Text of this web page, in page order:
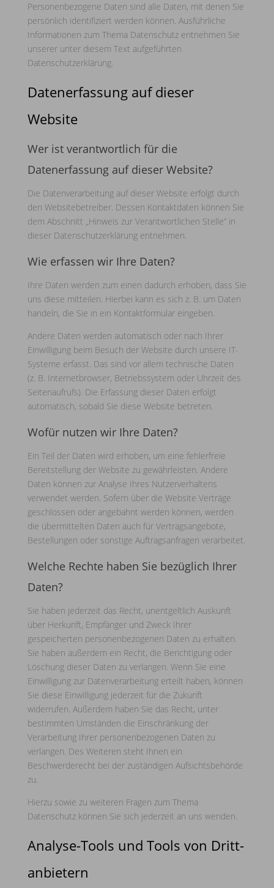
Personenbezogene Daten sind alle Daten, mit denen Sie
persönlich identifiziert werden können. Ausführliche
Informationen zum Thema Datenschutz entnehmen Sie
unserer unter diesem Text aufgeführten
Datenschutzerklärung.
Datenerfassung auf dieser
Website
Wer ist verantwortlich für die
Datenerfassung auf dieser Website?
Die Datenverarbeitung auf dieser Website erfolgt durch
den Websitebetreiber. Dessen Kontaktdaten können Sie
dem Abschnitt „Hinweis zur Verantwortlichen Stelle“ in
dieser Datenschutzerklärung entnehmen.
Wie erfassen wir Ihre Daten?
Ihre Daten werden zum einen dadurch erhoben, dass Sie
uns diese mitteilen. Hierbei kann es sich z. B. um Daten
handeln, die Sie in ein Kontaktformular eingeben.
Andere Daten werden automatisch oder nach Ihrer
Einwilligung beim Besuch der Website durch unsere IT-
Systeme erfasst. Das sind vor allem technische Daten
(z. B. Internetbrowser, Betriebssystem oder Uhrzeit des
Seitenaufrufs). Die Erfassung dieser Daten erfolgt
automatisch, sobald Sie diese Website betreten.
Wofür nutzen wir Ihre Daten?
Ein Teil der Daten wird erhoben, um eine fehlerfreie
Bereitstellung der Website zu gewährleisten. Andere
Daten können zur Analyse Ihres Nutzerverhaltens
verwendet werden. Sofern über die Website Verträge
geschlossen oder angebahnt werden können, werden
die übermittelten Daten auch für Vertragsangebote,
Bestellungen oder sonstige Auftragsanfragen verarbeitet.
Welche Rechte haben Sie bezüglich Ihrer
Daten?
Sie haben jederzeit das Recht, unentgeltlich Auskunft
über Herkunft, Empfänger und Zweck Ihrer
gespeicherten personenbezogenen Daten zu erhalten.
Sie haben außerdem ein Recht, die Berichtigung oder
Löschung dieser Daten zu verlangen. Wenn Sie eine
Einwilligung zur Datenverarbeitung erteilt haben, können
Sie diese Einwilligung jederzeit für die Zukunft
widerrufen. Außerdem haben Sie das Recht, unter
bestimmten Umständen die Einschränkung der
Verarbeitung Ihrer personenbezogenen Daten zu
verlangen. Des Weiteren steht Ihnen ein
Beschwerderecht bei der zuständigen Aufsichtsbehörde
zu.
Hierzu sowie zu weiteren Fragen zum Thema
Datenschutz können Sie sich jederzeit an uns wenden.
Analyse-Tools und Tools von Dritt­
anbietern